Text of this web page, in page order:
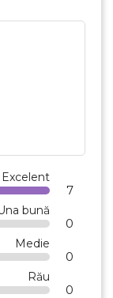
Excelent
7
bună
0
Medie
0
Rău
0